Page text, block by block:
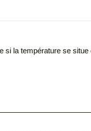
la température se